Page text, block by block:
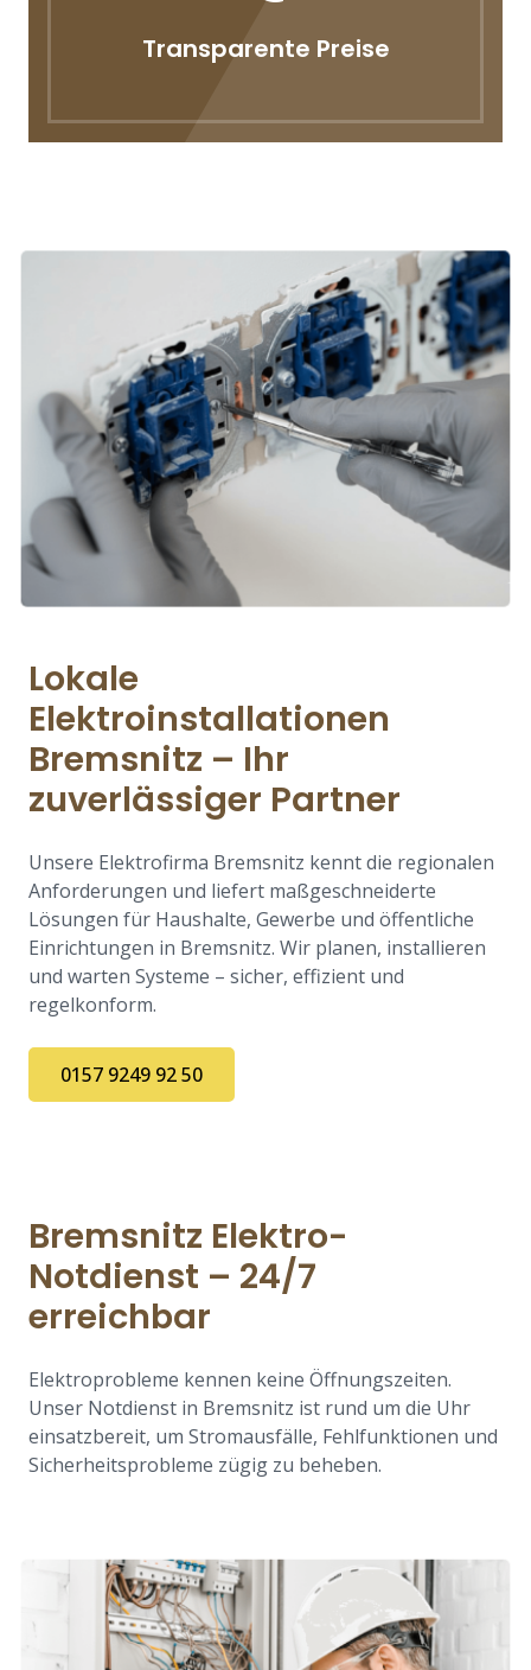
Transparente Preise
Lokale
Elektroinstallationen
Bremsnitz – Ihr
zuverlässiger Partner
Unsere Elektrofirma Bremsnitz kennt die regionalen
Anforderungen und liefert maßgeschneiderte
Lösungen für Haushalte, Gewerbe und öffentliche
Einrichtungen in Bremsnitz. Wir planen, installieren
und warten Systeme – sicher, effizient und
regelkonform.
0157 9249 92 50
Bremsnitz Elektro-
Notdienst – 24/7
erreichbar
Elektroprobleme kennen keine Öffnungszeiten.
Unser Notdienst in Bremsnitz ist rund um die Uhr
einsatzbereit, um Stromausfälle, Fehlfunktionen und
Sicherheitsprobleme zügig zu beheben.